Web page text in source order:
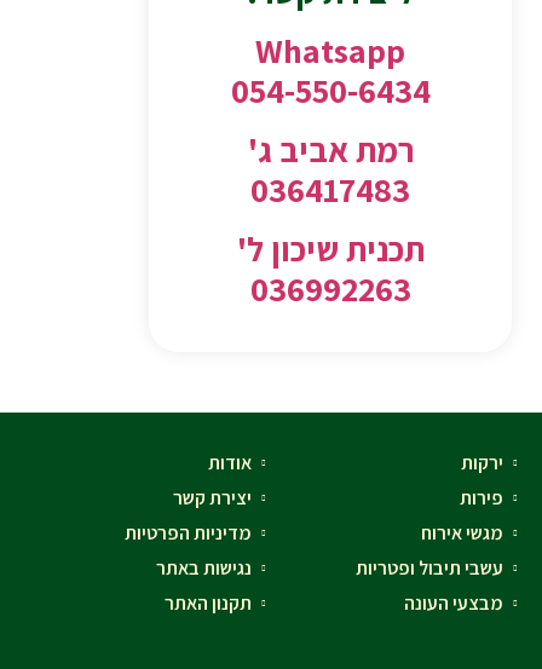
Whatsapp
054-550-6434
רמת אביב ג'
036417483
תכנית שיכון ל'
036992263
ירקות
פירות
מגשי אירוח
עשבי תיבול ופטריות
מבצעי העונה
אודות
יצירת קשר
מדיניות הפרטיות
נגישות באתר
תקנון האתר